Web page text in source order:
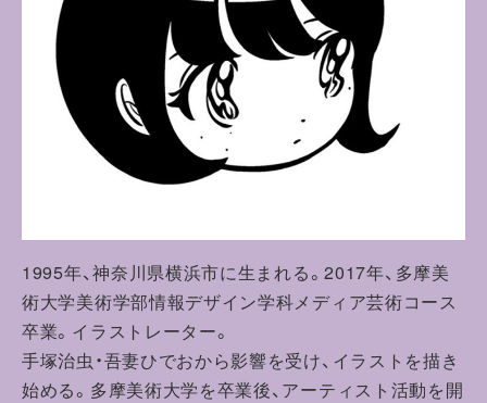
1995年、神奈川県横浜市に生まれる。2017年、多摩美
術大学美術学部情報デザイン学科メディア芸術コース
卒業。イラストレーター。
手塚治虫・吾妻ひでおから影響を受け、イラストを描き
始める。多摩美術大学を卒業後、アーティスト活動を開